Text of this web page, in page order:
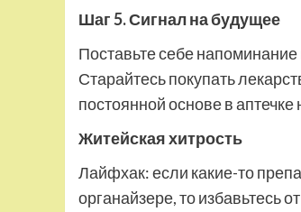
Шаг 5. Сигнал на будущее
Поставьте себе
Старайтесь покупать
постоянной основе в
Житейская хитрость
Лайфхак: если какие-то
органайзере, то избавьтесь